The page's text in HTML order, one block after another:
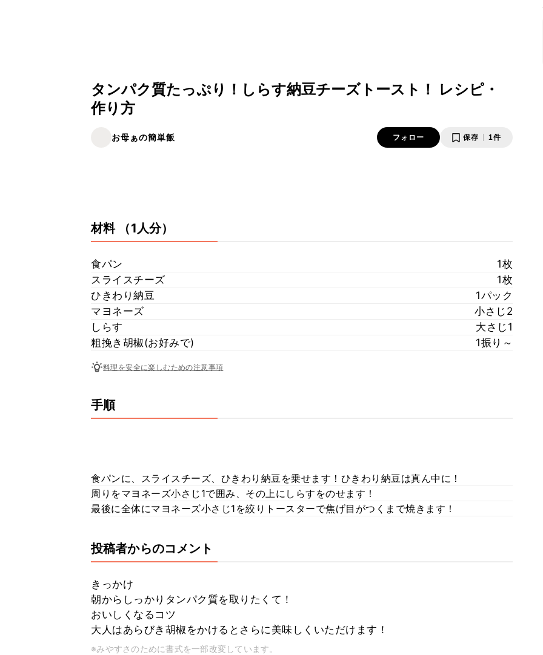
タンパク質たっぷり！しらす納豆チーズトースト！ レシピ・
作り方
お母ぁの簡単飯 フォロー 保存 1件
材料 （1人分）
食パン
1枚
スライスチーズ
1枚
ひきわり納豆
1パック
マヨネーズ
小さじ2
しらす
大さじ1
粗挽き胡椒(お好みで)
1振り～
料理を安全に楽しむための注意事項
手順
食パンに、スライスチーズ、ひきわり納豆を乗せます！ひきわり納豆は真ん中に！
周りをマヨネーズ小さじ1で囲み、その上にしらすをのせます！
最後に全体にマヨネーズ小さじ1を絞りトースターで焦げ目がつくまで焼きます！
投稿者からのコメント
きっかけ
朝からしっかりタンパク質を取りたくて！
おいしくなるコツ
大人はあらびき胡椒をかけるとさらに美味しくいただけます！
※みやすさのために書式を一部改変しています。